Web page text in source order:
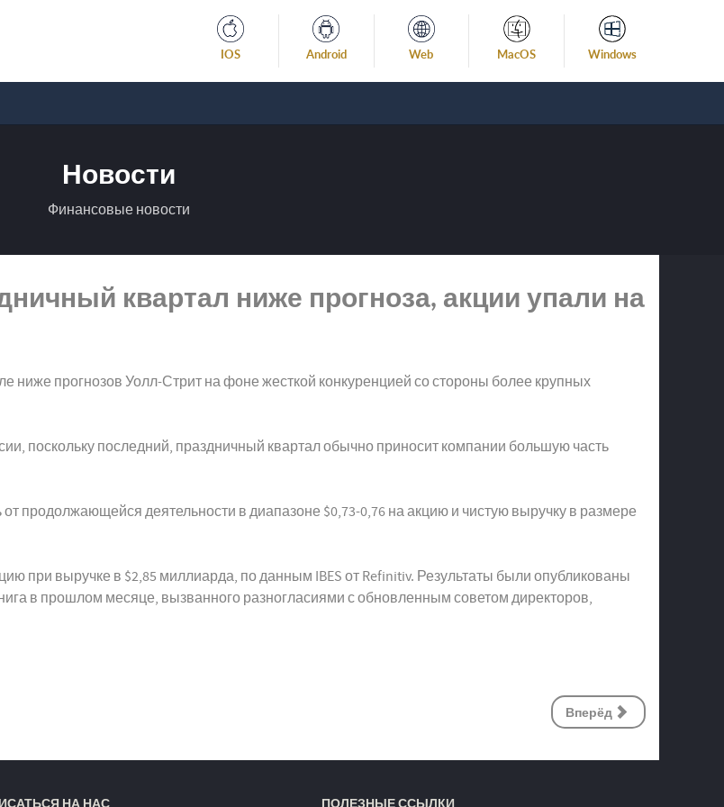
IOS Android Web MacOS Windows
Новости
Финансовые новости
квартал ниже прогноза, акции упали на
ниже прогнозов Уолл-Стрит на фоне жесткой конкуренцией со стороны более крупных
поскольку последний, праздничный квартал обычно приносит компании большую часть
продолжающейся деятельности в диапазоне $0,73-0,76 на акцию и чистую выручку в размере
при выручке в $2,85 миллиарда, по данным IBES от Refinitiv. Результаты были опубликованы
в прошлом месяце, вызванного разногласиями с обновленным советом директоров,
Вперёд
НА НАС ПОЛЕЗНЫЕ ССЫЛКИ